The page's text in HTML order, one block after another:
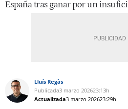
España tras ganar por un
Lluís Regàs
Publicada3 marzo 202623:13h
Actualizada3 marzo 202623:29h